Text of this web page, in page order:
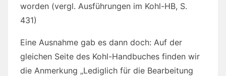
worden (vergl. Ausführungen im Kohl-HB, S.
431)
Eine Ausnahme gab es dann doch: Auf der
gleichen Seite des Kohl-Handbuches finden wir
die Anmerkung „Lediglich für die Bearbeitung